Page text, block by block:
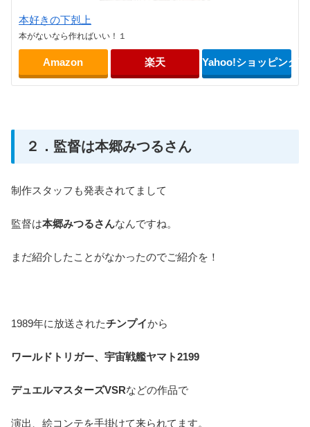
本好きの下剋上
本がないなら作ればいい！１
Amazon 楽天 Yahoo!ショッピング
２．監督は本郷みつるさん
制作スタッフも発表されてまして
監督は本郷みつるさんなんですね。
まだ紹介したことがなかったのでご紹介を！
1989年に放送されたチンプイから
ワールドトリガー、宇宙戦艦ヤマト2199
デュエルマスターズVSRなどの作品で
演出、絵コンテを手掛けて来られてます。